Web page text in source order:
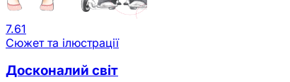
7.61
Сюжет та ілюстрації
Досконалий світ